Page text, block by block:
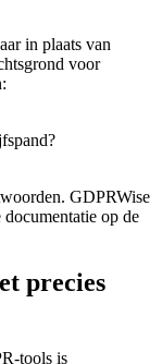
in plaats van
voor
GDPRWise
op de
precies
tools is